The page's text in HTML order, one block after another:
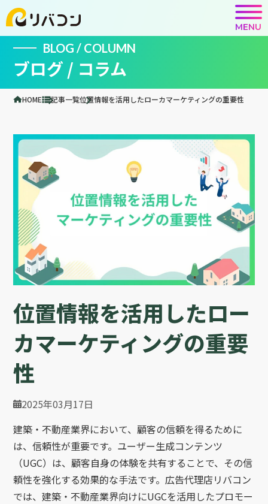
MENU
BLOG / COLUMN
ブログ / コラム
HOME 記事一覧位置情報を活用したローカマーケティングの重要性
位置情報を活用したロー
カマーケティングの重要
性
2025年03月17日
建築・不動産業界において、顧客の信頼を得るために
は、信頼性が重要です。ユーザー生成コンテンツ
（UGC）は、顧客自身の体験を共有することで、その信
頼性を強化する効果的な手法です。広告代理店リバコン
では、建築・不動産業界向けにUGCを活用したプロモー